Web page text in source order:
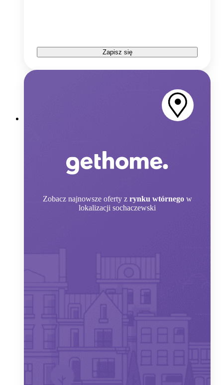
Zapisz się
Zobacz najnowsze oferty z rynku wtórnego w
lokalizacji sochaczewski